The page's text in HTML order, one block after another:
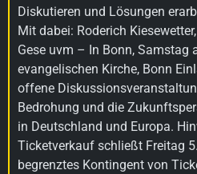
Diskutieren und Lösungen
Mit dabei: Roderich
Gese uvm – In Bonn, Samstag
evangelischen Kirche, Bonn
offene
Bedrohung und die
in Deutschland und Europa.
Ticketverkauf schließt Freitag
begrenztes Kontingent von